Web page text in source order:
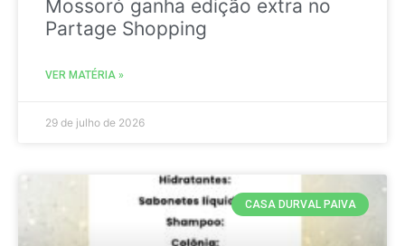
Mossoró ganha edição extra no
Partage Shopping
VER MATÉRIA »
29 de julho de 2026
CASA DURVAL PAIVA